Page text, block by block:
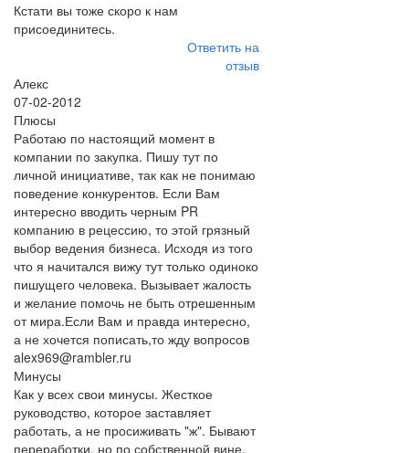
Кстати вы тоже скоро к нам
присоединитесь.
Ответить на
отзыв
Алекс
07-02-2012
Плюсы
Работаю по настоящий момент в
компании по закупка. Пишу тут по
личной инициативе, так как не понимаю
поведение конкурентов. Если Вам
интересно вводить черным PR
компанию в рецессию, то этой грязный
выбор ведения бизнеса. Исходя из того
что я начитался вижу тут только одиноко
пишущего человека. Вызывает жалость
и желание помочь не быть отрешенным
от мира.Если Вам и правда интересно,
а не хочется пописать,то жду вопросов
alex969@rambler.ru
Минусы
Как у всех свои минусы. Жесткое
руководство, которое заставляет
работать, а не просиживать "ж". Бывают
переработки, но по собственной вине.